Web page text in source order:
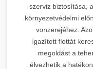
szerviz biztosítása,
környezetvédelmi
vonzerejéhez.
igazított flottát
megoldást a
élvezhetik a